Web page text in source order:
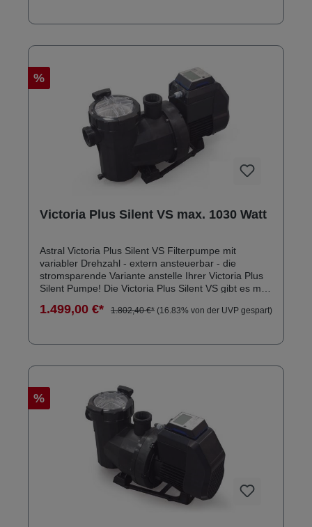
%
Victoria Plus Silent VS max. 1030 Watt
Astral Victoria Plus Silent VS Filterpumpe mit
variabler Drehzahl - extern ansteuerbar - die
stromsparende Variante anstelle Ihrer Victoria Plus
Silent Pumpe! Die Victoria Plus Silent VS gibt es mit
Wasserumwälzung für private Schwimmbäder
HMI-Controller zeitlich programmiert werden
Kompatibel mit früheren Victoria Pumpen
Verschiedene Drehzahlen und Filterzeiten
programmierbar Anzeige des Verbrauchs und der
Energieersparnis Leistungsdiagramm: Die
Anschlüsse sind gegenüber den früheren Modellen
Außengehäuse aus glasfaserverstärktem
Polypropylen. Anschlüsse: Innengewinde 2"
Solebeständig bis 0,5 % Inkl. Klebeanschlussset
1.499,00 €* 1.802,40 €* (16.83% von der UVP gespart)
%